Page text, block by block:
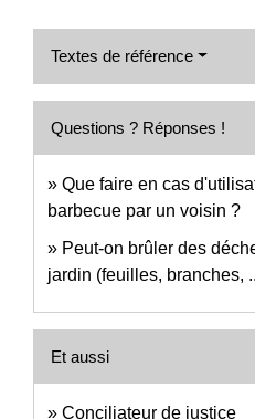
Textes de référence
Questions ? Réponses !
Que faire en cas
barbecue par un voisin ?
Peut-on brûler des
jardin (feuilles, branches,
Et aussi
Conciliateur de justice